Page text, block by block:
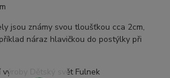
jsou známy svou tloušťkou cca 2cm,
náraz hlavičkou do postýlky při
Dětský svět Fulnek